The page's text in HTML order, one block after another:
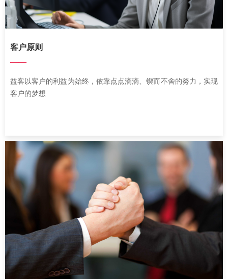
客户原则
——
益客以客户的利益为始终，依靠点点滴滴、锲而不舍的努力，实现
客户的梦想